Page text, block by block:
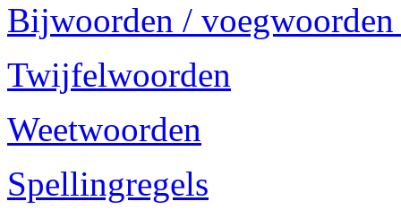
Bijwoorden /
Twijfelwoorden
Weetwoorden
Spellingregels